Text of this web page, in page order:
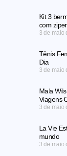
Kit 3
com ziper
3 de maio
Tênis
Dia
3 de maio
Mala
Viagens
3 de maio
La Vie
mundo
3 de maio